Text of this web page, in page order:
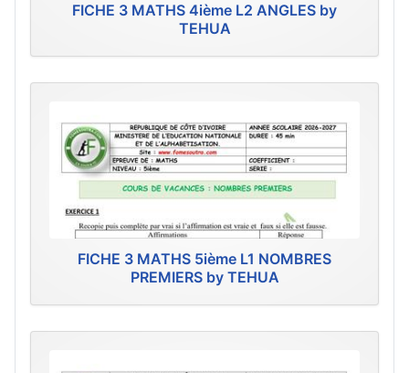
FICHE 3 MATHS 4ième L2 ANGLES by
TEHUA
FICHE 3 MATHS 5ième L1 NOMBRES
PREMIERS by TEHUA